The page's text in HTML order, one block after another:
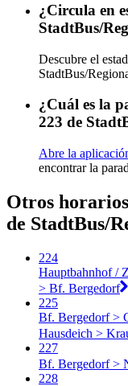
¿Circula en
StadtBus/
Descubre el
StadtBus/
¿Cuál es la
223 de
Abre la
encontrar la
Otros
de StadtBus/
224
Hauptbahnhof /
> Bf. Bergedorf
225
Bf. Bergedorf >
Hausdeich >
227
Bf. Bergedorf >
228